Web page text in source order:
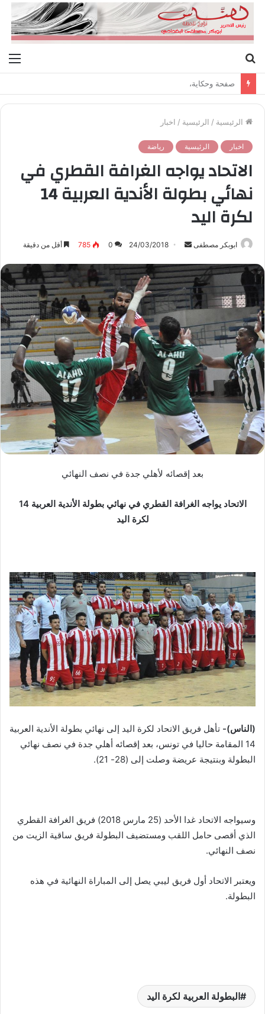
عن
صفحة وحكاية،
الرئيسية / الرئيسية / اخبار
اخبار الرئيسية رياضة
الاتحاد يواجه الغرافة القطري في
نهائي بطولة الأندية العربية 14
لكرة اليد
ابوبكر مصطفى
س
ل
ب
ي
د
ا
إ
ل
ك
ت
ر
و
ن
ي
24/03/2018
0
785 أقل من دقيقة
بعد إقصائه لأهلي جدة في نصف النهائي
الاتحاد يواجه الغرافة القطري في نهائي بطولة الأندية العربية 14
لكرة اليد
(الناس)- تأهل فريق الاتحاد لكرة اليد إلى نهائي بطولة الأندية العربية
14 المقامة حاليا في تونس، بعد إقصائه أهلي جدة في نصف نهائي
البطولة وبنتيجة عريضة وصلت إلى (28- 21).
وسيواجه الاتحاد غدا الأحد (25 مارس 2018) فريق الغرافة القطري
الذي أقصى حامل اللقب ومستضيف البطولة فريق ساقية الزيت من
نصف النهائي.
ويعتبر الاتحاد أول فريق ليبي يصل إلى المباراة النهائية في هذه
البطولة.
البطولة العربية لكرة اليد